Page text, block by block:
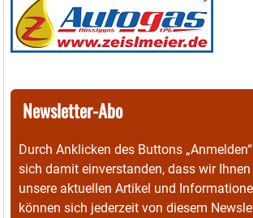
Newsletter-Abo
Durch Anklicken des Buttons
sich damit einverstanden, dass wir
unsere aktuellen Artikel und
können sich jederzeit von diesem